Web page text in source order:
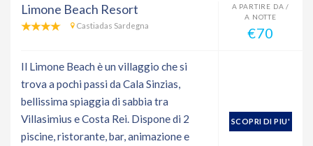
Limone Beach Resort
Castiadas Sardegna
A PARTIRE DA /
A NOTTE
€70
Il Limone Beach è un villaggio che si
trova a pochi passi da Cala Sinzias,
bellissima spiaggia di sabbia tra
Villasimius e Costa Rei. Dispone di 2
piscine, ristorante, bar, animazione e
SCOPRI DI PIU'